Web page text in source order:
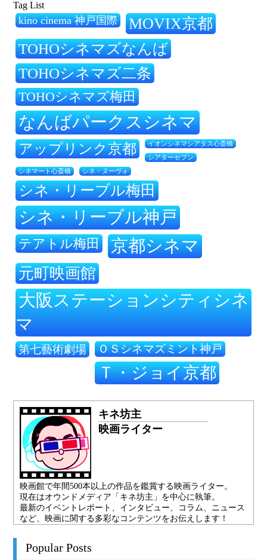
Tag List
kino cinema 神戸国際 MOVIX京都
TOHOシネマズなんば
TOHOシネマズ二条
TOHOシネマズ梅田
なんばパークスシネマ
アップリンク京都 イオンシネマシアタス心斎橋
シアターセブン
シネマート心斎橋 シネ・ヌーヴォ
シネ・リーブル梅田
シネ・リーブル神戸
テアトル梅田 京都シネマ
元町映画館
大阪ステーションシティシネ
マ
第七藝術劇場 ＯＳシネマズミント神戸
Ｔ・ジョイ京都
キネ坊主
映画ライター
映画館で年間500本以上の作品を鑑賞する映画ライター。
現在はオウンドメディア「キネ坊主」を中心に執筆。
最新のイベントレポート、インタビュー、コラム、ニュース
など、映画に関する多彩なコンテンツをお伝えします！
Popular Posts